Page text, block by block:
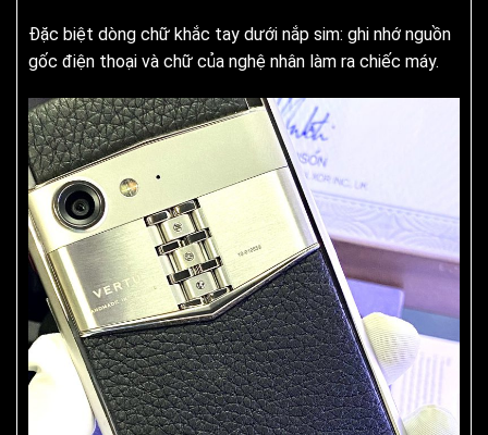
Đặc biệt dòng chữ khắc tay dưới nắp sim: ghi nhớ nguồn
gốc điện thoại và chữ của nghệ nhân làm ra chiếc máy.